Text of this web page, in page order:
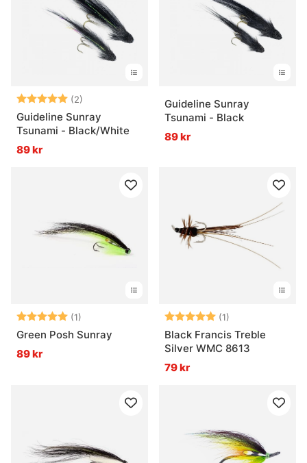
Betyg: (2)
5.0 utav 5 stjärnor
Guideline Sunray
Tsunami - Black/White
89 kr
Guideline Sunray
Tsunami - Black
89 kr
Betyg: (1)
5.0 utav 5 stjärnor
Green Posh Sunray
89 kr
Betyg: (1)
Black Francis Treble
Silver WMC 8613
79 kr